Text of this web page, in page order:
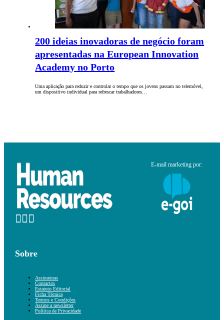
200 ideias inovadoras de negócio foram
apresentadas na European Innovation
Academy no Porto
Uma aplicação para reduzir e controlar o tempo que os jovens passam no telemóvel,
um dispositivo individual para refrescar trabalhadores…
E-mail marketing por:
Sobre
Assinaturas
Contactos
Estatuto Editorial
Ficha Técnica
Termos e Condições
Assine a newsletter
Política de Privacidade